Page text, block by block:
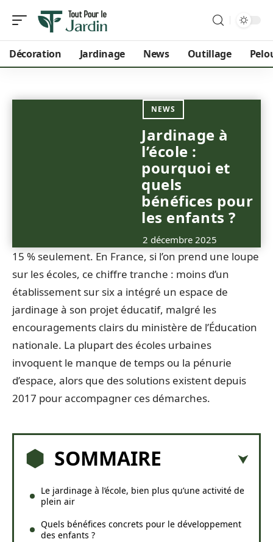
Décoration Jardinage News Outillage
NEWS
Jardinage à
l’école :
pourquoi et
quels
bénéfices pour
les enfants ?
2 décembre 2025
15 % seulement. En France, si l’on prend une loupe
sur les écoles, ce chiffre tranche : moins d’un
établissement sur six a intégré un espace de
jardinage à son projet éducatif, malgré les
encouragements clairs du ministère de l’Éducation
nationale. La plupart des écoles urbaines
invoquent le manque de temps ou la pénurie
d’espace, alors que des solutions existent depuis
2017 pour accompagner ces démarches.
SOMMAIRE
Le jardinage à l’école, bien plus qu’une activité de
plein air
Quels bénéfices concrets pour le développement
des enfants ?